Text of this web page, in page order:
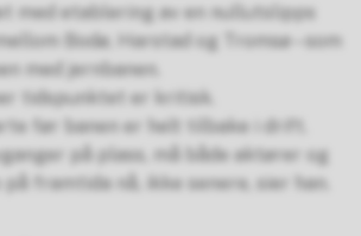
med etablering av en nullutslipps
Bodø, Harstad og Tromsø – som
med jernbanen.
tidspunktet er kritisk.
før banen er helt tilbake i drift.
på plass, må både aktører og
framtida nå, ikke senere, sier han.